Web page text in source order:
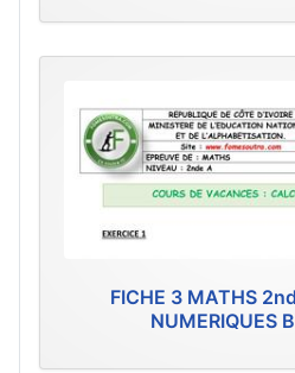
FICHE 3 MATHS
NUMERIQUES